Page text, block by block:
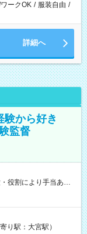
ークOK / 服装自由 /
詳細へ
から好き
監督
）オプションあ
どで給与の一部を受け
1時間） 時給1,300円
割により時給＋100
り駅：大宮駅）